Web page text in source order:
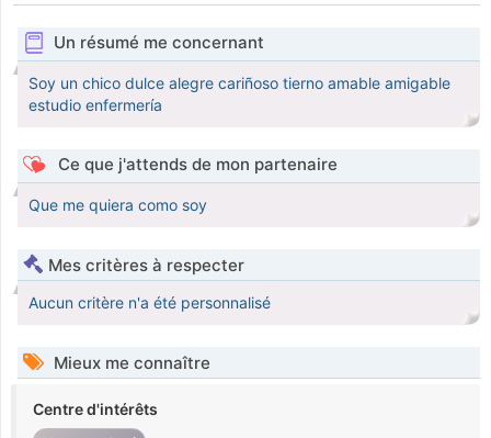
Un résumé me concernant
Soy un chico dulce alegre cariñoso tierno amable amigable
estudio enfermería
Ce que j'attends de mon partenaire
Que me quiera como soy
Mes critères à respecter
Aucun critère n'a été personnalisé
Mieux me connaître
Centre d'intérêts